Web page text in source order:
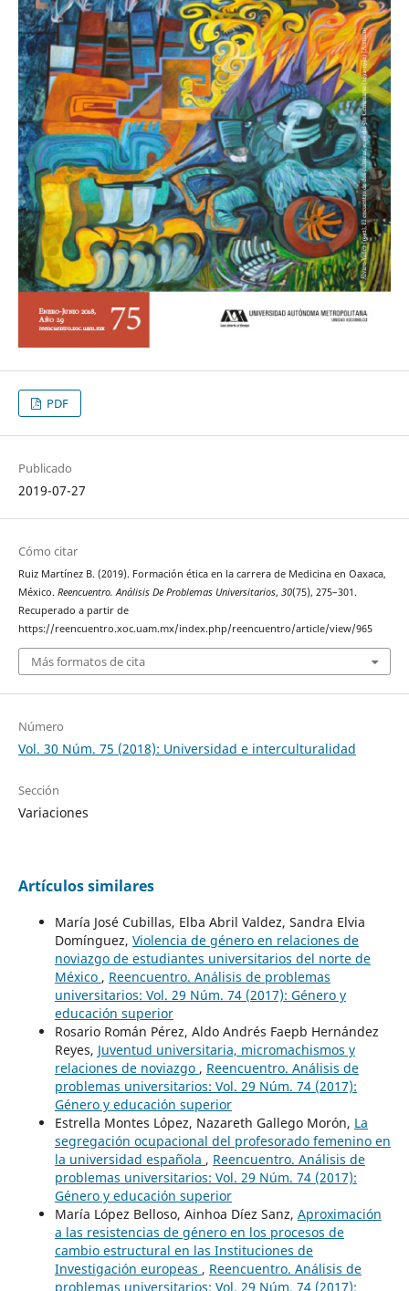
PDF
Publicado
2019-07-27
Cómo citar
Ruiz Martínez B. (2019). Formación ética en la carrera de Medicina en Oaxaca,
México. Reencuentro. Análisis De Problemas Universitarios, 30(75), 275–301.
Recuperado a partir de
https://reencuentro.xoc.uam.mx/index.php/reencuentro/article/view/965
Más formatos de cita
Número
Vol. 30 Núm. 75 (2018): Universidad e interculturalidad
Sección
Variaciones
Artículos similares
María José Cubillas, Elba Abril Valdez, Sandra Elvia
Domínguez, Violencia de género en relaciones de
noviazgo de estudiantes universitarios del norte de
México , Reencuentro. Análisis de problemas
universitarios: Vol. 29 Núm. 74 (2017): Género y
educación superior
Rosario Román Pérez, Aldo Andrés Faepb Hernández
Reyes, Juventud universitaria, micromachismos y
relaciones de noviazgo , Reencuentro. Análisis de
problemas universitarios: Vol. 29 Núm. 74 (2017):
Género y educación superior
Estrella Montes López, Nazareth Gallego Morón, La
segregación ocupacional del profesorado femenino en
la universidad española , Reencuentro. Análisis de
problemas universitarios: Vol. 29 Núm. 74 (2017):
Género y educación superior
María López Belloso, Ainhoa Díez Sanz, Aproximación
a las resistencias de género en los procesos de
cambio estructural en las Instituciones de
Investigación europeas , Reencuentro. Análisis de
problemas universitarios: Vol. 29 Núm. 74 (2017):